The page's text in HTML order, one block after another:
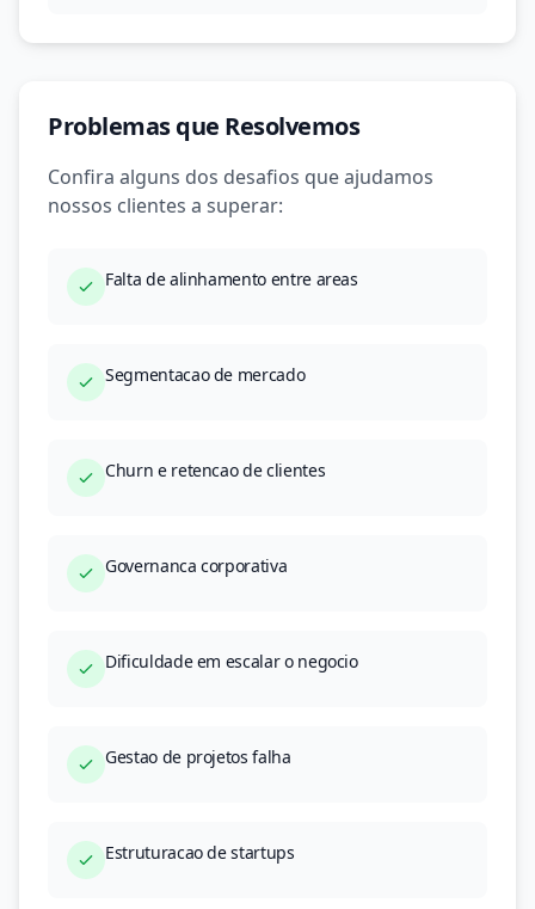
Problemas que Resolvemos
Confira alguns dos desafios que ajudamos
nossos clientes a superar:
Falta de alinhamento entre areas
Segmentacao de mercado
Churn e retencao de clientes
Governanca corporativa
Dificuldade em escalar o negocio
Gestao de projetos falha
Estruturacao de startups